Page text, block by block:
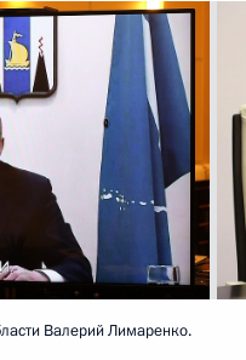
Валерий Лимаренко.